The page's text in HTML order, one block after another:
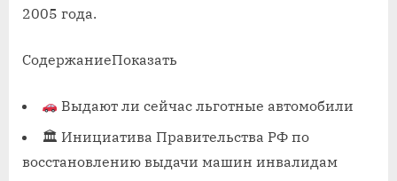
2005 года.
СодержаниеПоказать
Выдают ли сейчас льготные автомобили
🏛 Инициатива Правительства РФ по
восстановлению выдачи машин инвалидам